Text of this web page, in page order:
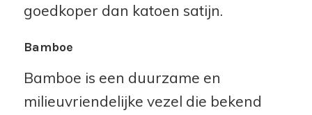
goedkoper dan katoen satijn.
Bamboe
Bamboe is een duurzame en
milieuvriendelijke vezel die bekend